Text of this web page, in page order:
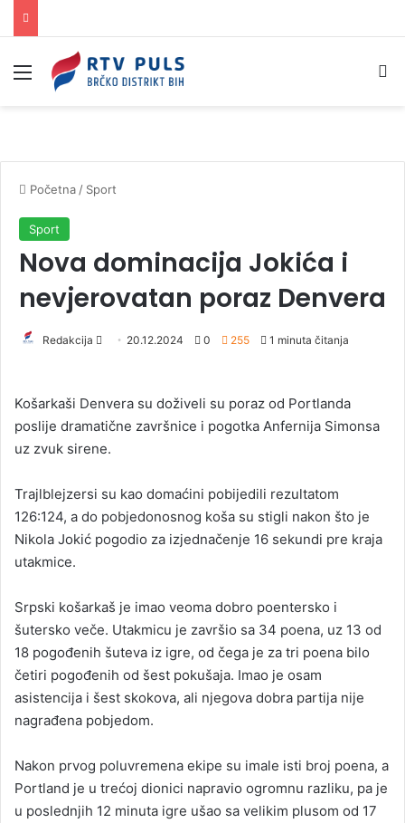
Izbornik
Početna / Sport
Sport
Nova dominacija Jokića i
nevjerovatan poraz Denvera
Redakcija
d
a
n
m
a
i
20.12.2024 0 255 1 minuta čitanja
Košarkaši Denvera su doživeli su poraz od Portlanda
poslije dramatične završnice i pogotka Anfernija Simonsa
uz zvuk sirene.
Trajlblejzersi su kao domaćini pobijedili rezultatom
126:124, a do pobjedonosnog koša su stigli nakon što je
Nikola Jokić pogodio za izjednačenje 16 sekundi pre kraja
utakmice.
Srpski košarkaš je imao veoma dobro poentersko i
šutersko veče. Utakmicu je završio sa 34 poena, uz 13 od
18 pogođenih šuteva iz igre, od čega je za tri poena bilo
četiri pogođenih od šest pokušaja. Imao je osam
asistencija i šest skokova, ali njegova dobra partija nije
nagrađena pobjedom.
Nakon prvog poluvremena ekipe su imale isti broj poena, a
Portland je u trećoj dionici napravio ogromnu razliku, pa je
u poslednjih 12 minuta igre ušao sa velikim plusom od 17